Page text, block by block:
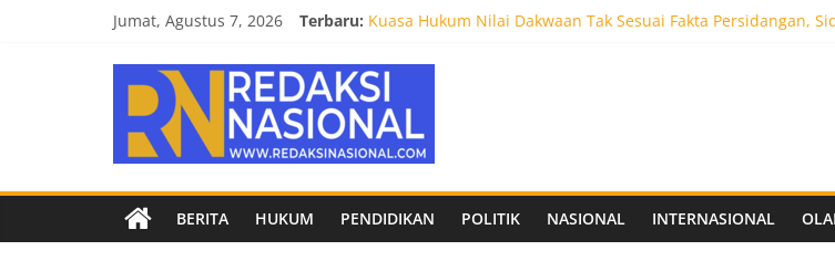
Jumat, Agustus 7, 2026 Terbaru: Kuasa Hukum Nilai Dakwaan Tak Sesuai Fakta Persidangan,
Kendal Tornado FC Siapkan Stadion Berkapasitas 10 Ribu
Empat Tim Fakultas Vokasi UNAIR Mulai Perjuangan di Final
Biro Hukum Setdaprov Jatim Matangkan Keamanan Website
Redaksi
Nasional
Berita
terpercayaBERITA HUKUM PENDIDIKAN POLITIK NASIONAL INTERNASIONAL